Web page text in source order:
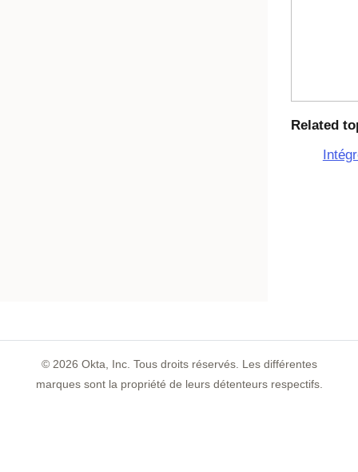
Related
© 2026 Okta, Inc. Tous droits réservés. Les différentes
marques sont la propriété de leurs détenteurs respectifs.